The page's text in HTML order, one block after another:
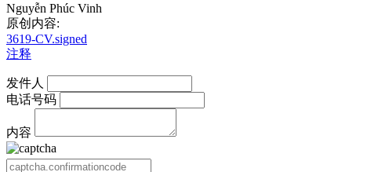
Nguyễn Phúc Vinh
原创内容:
3619-CV.signed
注释
发件人
电话号码
内容